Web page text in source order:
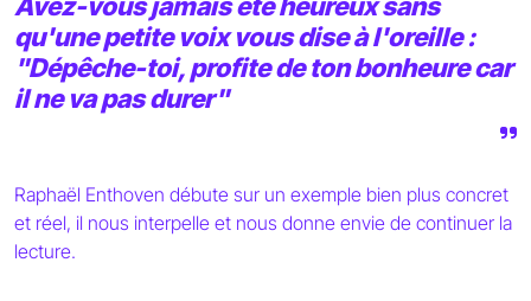
Avez-vous jamais été heureux sans
qu'une petite voix vous dise à l'oreille :
"Dépêche-toi, profite de ton bonheure car
il ne va pas durer"
Raphaël Enthoven débute sur un exemple bien plus concret
et réel, il nous interpelle et nous donne envie de continuer la
lecture.